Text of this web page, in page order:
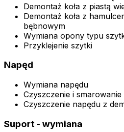
Demontaż koła z piastą
Demontaż koła z
bębnowym
Wymiana opony typu
Przyklejenie szytki
Napęd
Wymiana napędu
Czyszczenie i
Czyszczenie napędu z
Suport - wymiana